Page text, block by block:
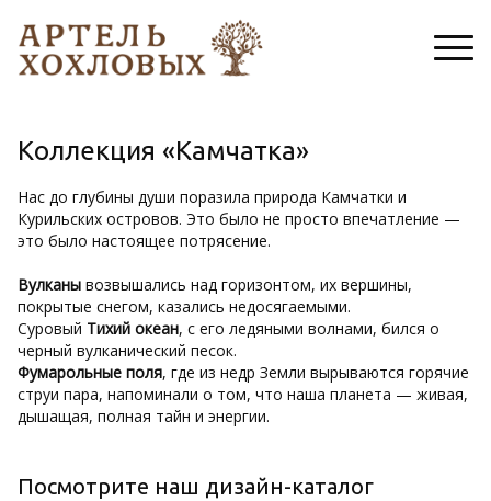
Коллекция «Камчатка»
Нас до глубины души поразила природа Камчатки и
Курильских островов. Это было не просто впечатление —
это было настоящее потрясение.
Вулканы возвышались над горизонтом, их вершины,
покрытые снегом, казались недосягаемыми.
Суровый Тихий океан, с его ледяными волнами, бился о
черный вулканический песок.
Фумарольные поля, где из недр Земли вырываются горячие
струи пара, напоминали о том, что наша планета — живая,
дышащая, полная тайн и энергии.
Посмотрите наш дизайн-каталог